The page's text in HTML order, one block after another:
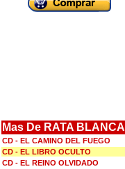
Mas De RATA BLANCA
CD - EL CAMINO DEL FUEGO
CD - EL LIBRO OCULTO
CD - EL REINO OLVIDADO